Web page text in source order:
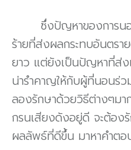
ซึ่งปัญหาของการนอน
ร้ายที่ส่งผลกระทบอันตรา
ยาว แต่ยังเป็นปัญหาที่ส่
น่ารำคาญให้กับผู้ที่นอนร่
ลองรักษาด้วยวิธีต่างๆม
กรนเสียงดังอยู่ดี จะต้อง
ผลลัพธ์ที่ดีขึ้น มาหาคำต